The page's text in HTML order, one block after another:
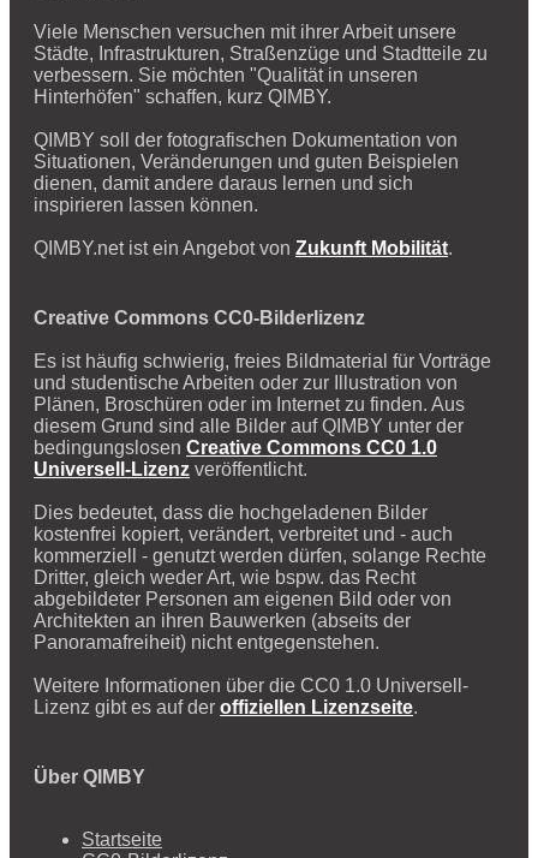
Viele Menschen versuchen mit ihrer Arbeit unsere
Städte, Infrastrukturen, Straßenzüge und Stadtteile zu
verbessern. Sie möchten "Qualität in unseren
Hinterhöfen" schaffen, kurz QIMBY.
QIMBY soll der fotografischen Dokumentation von
Situationen, Veränderungen und guten Beispielen
dienen, damit andere daraus lernen und sich
inspirieren lassen können.
QIMBY.net ist ein Angebot von Zukunft Mobilität.
Creative Commons CC0-Bilderlizenz
Es ist häufig schwierig, freies Bildmaterial für Vorträge
und studentische Arbeiten oder zur Illustration von
Plänen, Broschüren oder im Internet zu finden. Aus
diesem Grund sind alle Bilder auf QIMBY unter der
bedingungslosen Creative Commons CC0 1.0
Universell-Lizenz veröffentlicht.
Dies bedeutet, dass die hochgeladenen Bilder
kostenfrei kopiert, verändert, verbreitet und - auch
kommerziell - genutzt werden dürfen, solange Rechte
Dritter, gleich weder Art, wie bspw. das Recht
abgebildeter Personen am eigenen Bild oder von
Architekten an ihren Bauwerken (abseits der
Panoramafreiheit) nicht entgegenstehen.
Weitere Informationen über die CC0 1.0 Universell-
Lizenz gibt es auf der offiziellen Lizenzseite.
Über QIMBY
Startseite